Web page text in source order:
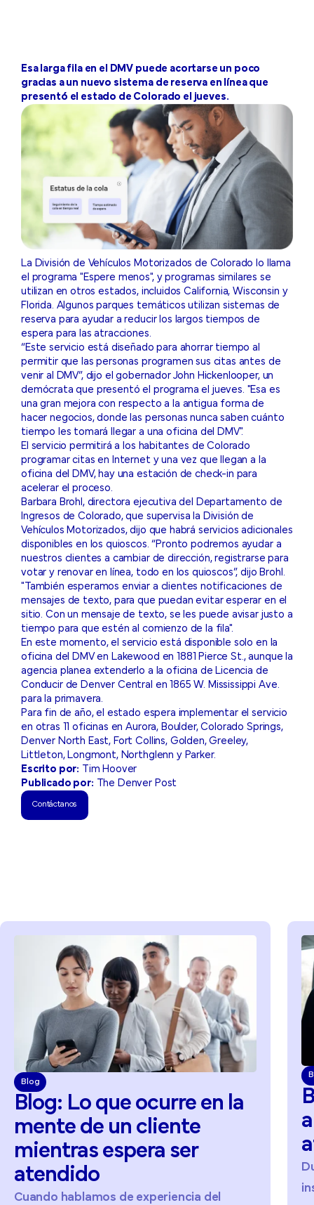
Esa larga fila en el DMV puede acortarse un poco
gracias a un nuevo sistema de reserva en línea que
presentó el estado de Colorado el jueves.
La División de Vehículos Motorizados de Colorado lo llama
el programa "Espere menos", y programas similares se
utilizan en otros estados, incluidos California, Wisconsin y
Florida. Algunos parques temáticos utilizan sistemas de
reserva para ayudar a reducir los largos tiempos de
espera para las atracciones.
“Este servicio está diseñado para ahorrar tiempo al
permitir que las personas programen sus citas antes de
venir al DMV”, dijo el gobernador John Hickenlooper, un
demócrata que presentó el programa el jueves. "Esa es
una gran mejora con respecto a la antigua forma de
hacer negocios, donde las personas nunca saben cuánto
tiempo les tomará llegar a una oficina del DMV".
El servicio permitirá a los habitantes de Colorado
programar citas en Internet y una vez que llegan a la
oficina del DMV, hay una estación de check-in para
acelerar el proceso.
Barbara Brohl, directora ejecutiva del Departamento de
Ingresos de Colorado, que supervisa la División de
Vehículos Motorizados, dijo que habrá servicios adicionales
disponibles en los quioscos. “Pronto podremos ayudar a
nuestros clientes a cambiar de dirección, registrarse para
votar y renovar en línea, todo en los quioscos”, dijo Brohl.
"También esperamos enviar a clientes notificaciones de
mensajes de texto, para que puedan evitar esperar en el
sitio. Con un mensaje de texto, se les puede avisar justo a
tiempo para que estén al comienzo de la fila".
En este momento, el servicio está disponible solo en la
oficina del DMV en Lakewood en 1881 Pierce St., aunque la
agencia planea extenderlo a la oficina de Licencia de
Conducir de Denver Central en 1865 W. Mississippi Ave.
para la primavera.
Para fin de año, el estado espera implementar el servicio
en otras 11 oficinas en Aurora, Boulder, Colorado Springs,
Denver North East, Fort Collins, Golden, Greeley,
Littleton, Longmont, Northglenn y Parker.
Escrito por: Tim Hoover
Publicado por: The Denver Post
Contáctanos
Blog
Blog: Lo que ocurre en la
mente de un cliente
mientras espera ser
atendido
Cuando hablamos de experiencia del